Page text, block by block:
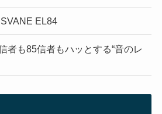
EL84
者も85信者もハッとする“音のレ